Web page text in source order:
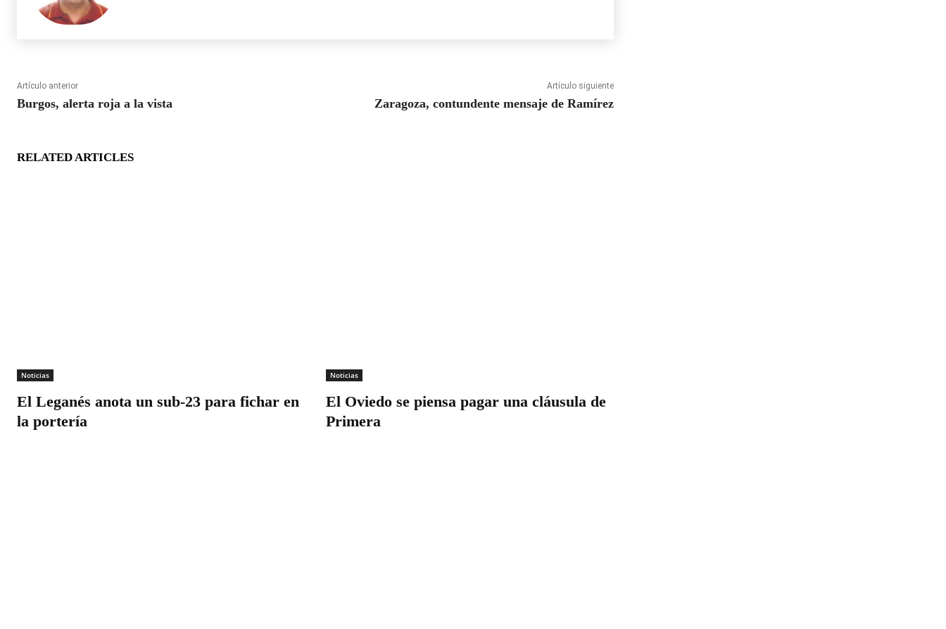
Artículo anterior
Burgos, alerta roja a la vista
Artículo siguiente
Zaragoza, contundente mensaje de Ramírez
RELATED ARTICLES
Noticias
El Leganés anota un sub-23 para fichar en
la portería
Noticias
El Oviedo se piensa pagar una cláusula de
Primera